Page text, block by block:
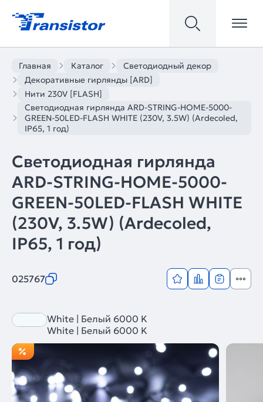
Главная Каталог
Светодиодный декор
Декоративные гирлянды [ARD]
Нити 230V [FLASH]
Светодиодная гирлянда ARD-STRING-HOME-5000-
GREEN-50LED-FLASH WHITE (230V, 3.5W) (Ardecoled,
IP65, 1 год)
Светодиодная гирлянда
ARD-STRING-HOME-5000-
GREEN-50LED-FLASH WHITE
(230V, 3.5W) (Ardecoled,
IP65, 1 год)
025767
White | Белый 6000 K
White | Белый 6000 K